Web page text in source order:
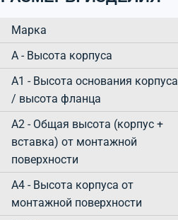
Марка
А - Высота корпуса
A1 - Высота основания корпуса
/ высота фланца
A2 - Общая высота (корпус +
вставка) от монтажной
поверхности
A4 - Высота корпуса от
монтажной поверхности